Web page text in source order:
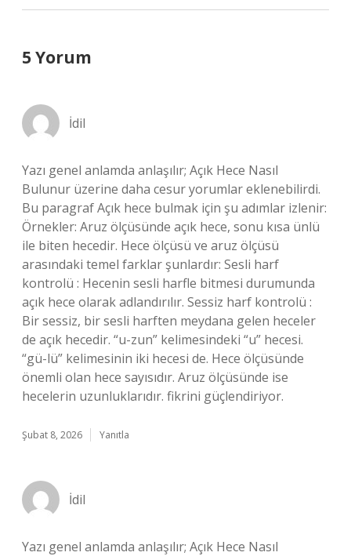
5 Yorum
İdil
Yazı genel anlamda anlaşılır; Açık Hece Nasıl
Bulunur üzerine daha cesur yorumlar eklenebilirdi.
Bu paragraf Açık hece bulmak için şu adımlar izlenir:
Örnekler: Aruz ölçüsünde açık hece, sonu kısa ünlü
ile biten hecedir. Hece ölçüsü ve aruz ölçüsü
arasındaki temel farklar şunlardır: Sesli harf
kontrolü : Hecenin sesli harfle bitmesi durumunda
açık hece olarak adlandırılır. Sessiz harf kontrolü :
Bir sessiz, bir sesli harften meydana gelen heceler
de açık hecedir. “u-zun” kelimesindeki “u” hecesi.
“gü-lü” kelimesinin iki hecesi de. Hece ölçüsünde
önemli olan hece sayısıdır. Aruz ölçüsünde ise
hecelerin uzunluklarıdır. fikrini güçlendiriyor.
Şubat 8, 2026 Yanıtla
İdil
Yazı genel anlamda anlaşılır; Açık Hece Nasıl